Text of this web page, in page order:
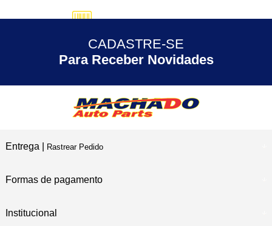
5% DESCONTO no Pix
30 ANOS de Experiência
CADASTRE-SE
Para Receber Novidades
Entrega | Rastrear Pedido
Formas de pagamento
Institucional